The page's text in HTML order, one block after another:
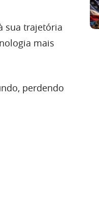
sua trajetória
mais
perdendo